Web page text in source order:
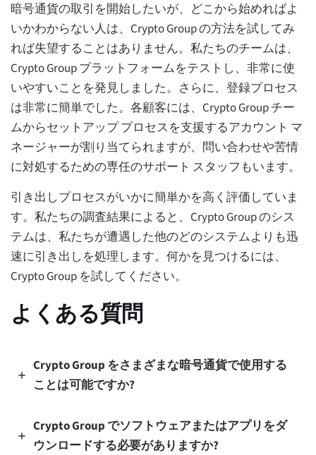
暗号通貨の取引を開始したいが、どこから始めればよ
いかわからない人は、Crypto Group の方法を試してみ
れば失望することはありません。私たちのチームは、
Crypto Group プラットフォームをテストし、非常に使
いやすいことを発見しました。さらに、登録プロセス
は非常に簡単でした。各顧客には、Crypto Group チー
ムからセットアップ プロセスを支援するアカウント マ
ネージャーが割り当てられますが、問い合わせや苦情
に対処するための専任のサポート スタッフもいます。
引き出しプロセスがいかに簡単かを高く評価していま
す。私たちの調査結果によると、Crypto Group のシス
テムは、私たちが遭遇した他のどのシステムよりも迅
速に引き出しを処理します。何かを見つけるには、
Crypto Group を試してください。
よくある質問
Crypto Group をさまざまな暗号通貨で使用する
ことは可能ですか?
Crypto Group でソフトウェアまたはアプリをダ
ウンロードする必要がありますか?